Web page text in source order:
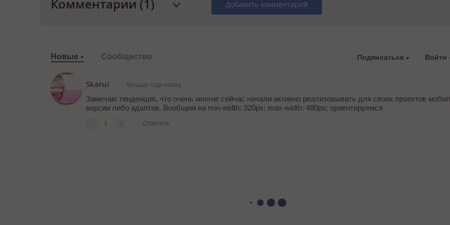
Комментарии (1) Добавить комментарий
Новые Сообщество Подписаться Войти
Skarui больше года назад
Замечаю тенденция, что очень многие сейчас начали активно реализовывать для своих проектов
версии либо адаптив. Вообщем на min-width: 320px; max-width: 480px; ориентируемся
1 Ответить